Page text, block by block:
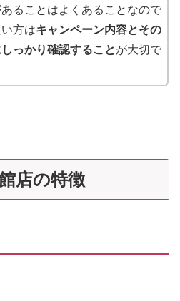
ることはよくあることなので
方はキャンペーン内容とその
っかり確認することが大切で
店の特徴